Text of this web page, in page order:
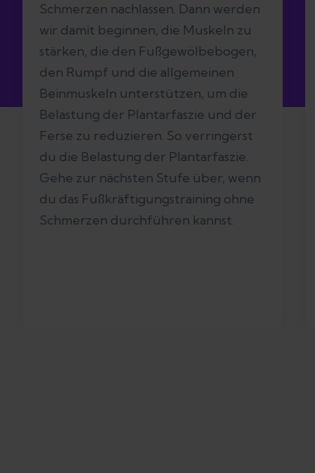
Schmerzen nachlassen. Dann werden
wir damit beginnen, die Muskeln zu
stärken, die den Fußgewölbebogen,
den Rumpf und die allgemeinen
Beinmuskeln unterstützen, um die
Belastung der Plantarfaszie und der
Ferse zu reduzieren. So verringerst
du die Belastung der Plantarfaszie.
Gehe zur nächsten Stufe über, wenn
du das Fußkräftigungstraining ohne
Schmerzen durchführen kannst.